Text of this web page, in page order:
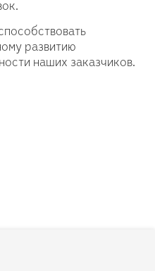
развитию
наших заказчиков.